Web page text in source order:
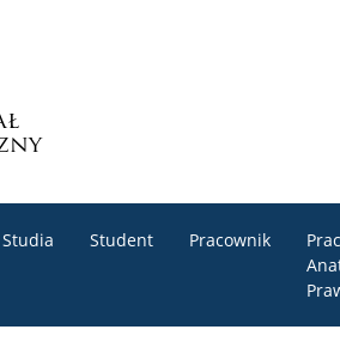
Studia Student Pracownik